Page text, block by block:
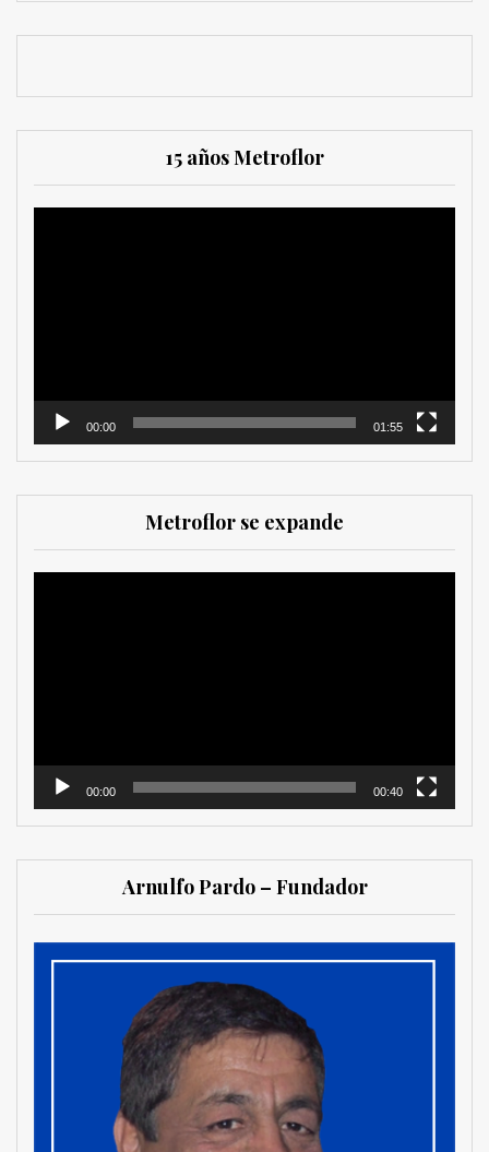
15 años Metroflor
00:00 01:55
Metroflor se expande
00:00 00:40
Arnulfo Pardo – Fundador